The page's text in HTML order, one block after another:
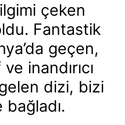
çeken
Fantastik
geçen,
inandırıcı
dizi, bizi